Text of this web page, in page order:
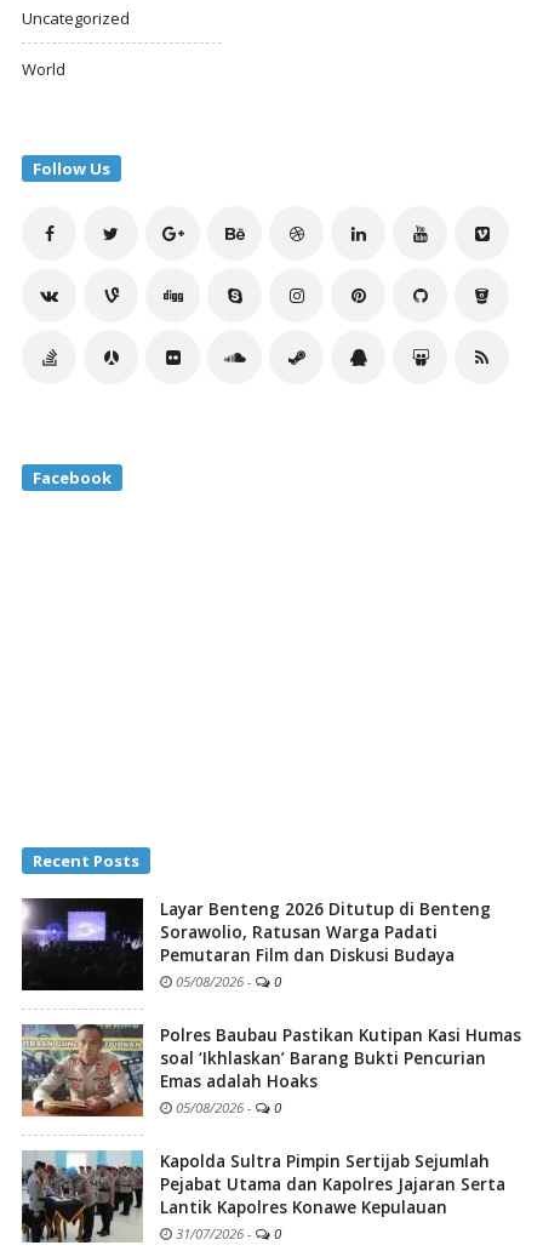
Uncategorized
World
Follow Us
Facebook
Recent Posts
Layar Benteng 2026 Ditutup di Benteng
Sorawolio, Ratusan Warga Padati
Pemutaran Film dan Diskusi Budaya
05/08/2026 - 0
Polres Baubau Pastikan Kutipan Kasi Humas
soal ‘Ikhlaskan’ Barang Bukti Pencurian
Emas adalah Hoaks
05/08/2026 - 0
Kapolda Sultra Pimpin Sertijab Sejumlah
Pejabat Utama dan Kapolres Jajaran Serta
Lantik Kapolres Konawe Kepulauan
31/07/2026 - 0